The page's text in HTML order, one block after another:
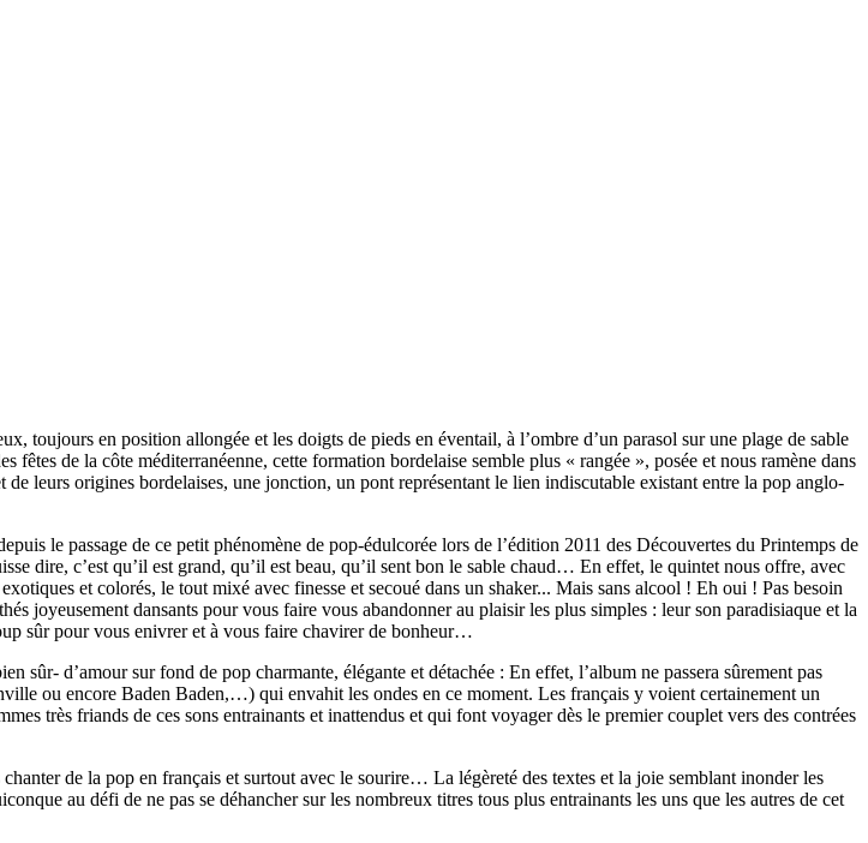
toujours en position allongée et les doigts de pieds en éventail, à l’ombre d’un parasol sur une plage de sable
de la côte méditerranéenne, cette formation bordelaise semble plus « rangée », posée et nous ramène dans
leurs origines bordelaises, une jonction, un pont représentant le lien indiscutable existant entre la pop anglo-
le passage de ce petit phénomène de pop-édulcorée lors de l’édition 2011 des Découvertes du Printemps de
dire, c’est qu’il est grand, qu’il est beau, qu’il sent bon le sable chaud… En effet, le quintet nous offre, avec
et colorés, le tout mixé avec finesse et secoué dans un shaker... Mais sans alcool ! Eh oui ! Pas besoin
joyeusement dansants pour vous faire vous abandonner au plaisir les plus simples : leur son paradisiaque et la
sûr pour vous enivrer et à vous faire chavirer de bonheur…
sûr- d’amour sur fond de pop charmante, élégante et détachée : En effet, l’album ne passera sûrement pas
ou encore Baden Baden,…) qui envahit les ondes en ce moment. Les français y voient certainement un
très friands de ces sons entrainants et inattendus et qui font voyager dès le premier couplet vers des contrées
de la pop en français et surtout avec le sourire… La légèreté des textes et la joie semblant inonder les
au défi de ne pas se déhancher sur les nombreux titres tous plus entrainants les uns que les autres de cet